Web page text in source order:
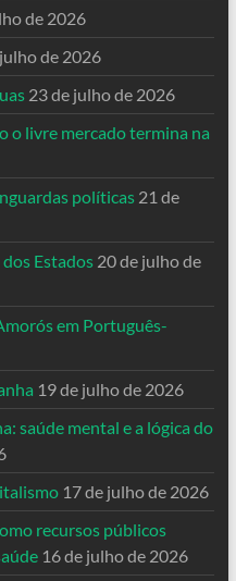
de 2026
de 2026
23 de julho de 2026
o livre mercado termina na
políticas 21 de
Estados 20 de julho de
em Português-
19 de julho de 2026
saúde mental e a lógica do
17 de julho de 2026
recursos públicos
16 de julho de 2026